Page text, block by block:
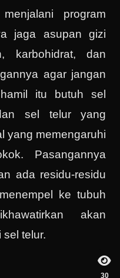
program
jaga asupan gizi
karbohidrat, dan
agar jangan
itu butuh sel
sel telur yang
yang memengaruhi
Pasangannya
ada residu-residu
ke tubuh
akan
telur.
30